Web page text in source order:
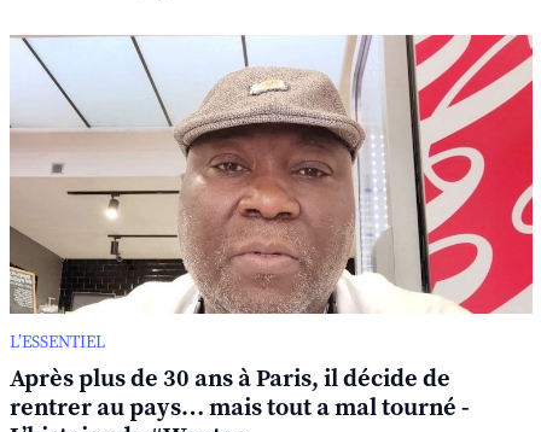
L’ESSENTIEL
Après plus de 30 ans à Paris, il décide de
rentrer au pays… mais tout a mal tourné -